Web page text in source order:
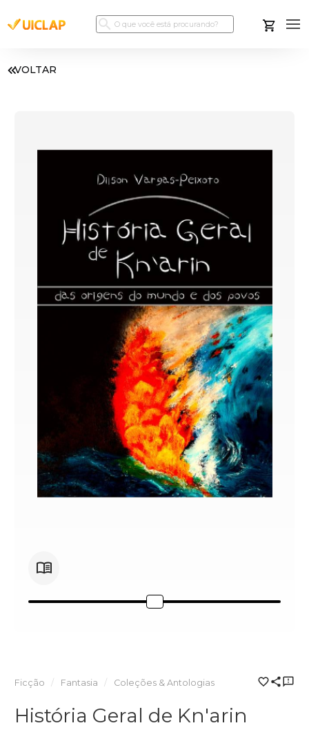
VOLTAR
Ficção Fantasia Coleções & Antologias
História Geral de Kn'arin